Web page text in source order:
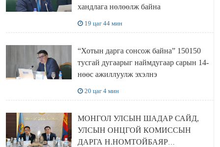
хандлага нөлөөлж байна
19 цаг 44 мин
“Хотын дарга сонсож байна” 150150
тусгай дугаарыг наймдугаар сарын 14-
нөөс ажиллуулж эхэлнэ
20 цаг 4 мин
МОНГОЛ УЛСЫН ШАДАР САЙД,
УЛСЫН ОНЦГОЙ КОМИССЫН
ДАРГА Н.НОМТОЙБАЯР